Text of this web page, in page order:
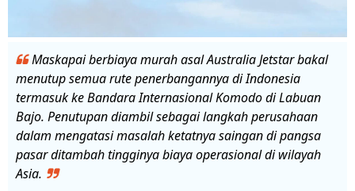
Maskapai berbiaya murah asal Australia Jetstar bakal
menutup semua rute penerbangannya di Indonesia
termasuk ke Bandara Internasional Komodo di Labuan
Bajo. Penutupan diambil sebagai langkah perusahaan
dalam mengatasi masalah ketatnya saingan di pangsa
pasar ditambah tingginya biaya operasional di wilayah
Asia.